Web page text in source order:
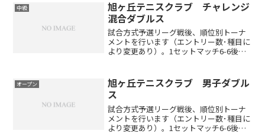
中級
旭ヶ丘テニスクラブ チャレンジ
混合ダブルス
試合方式予選リーグ戦後、順位別トーナ
メントを行います（エントリー数･種目に
より変更あり）。1セットマッチ6-6後タ
初・中級者対象です。旭ヶ丘テニスクラ
ブにおける上級者...
オープン
旭ヶ丘テニスクラブ 男子ダブル
ス
試合方式予選リーグ戦後、順位別トーナ
メントを行います（エントリー数･種目に
より変更あり）。1セットマッチ6-6後タ